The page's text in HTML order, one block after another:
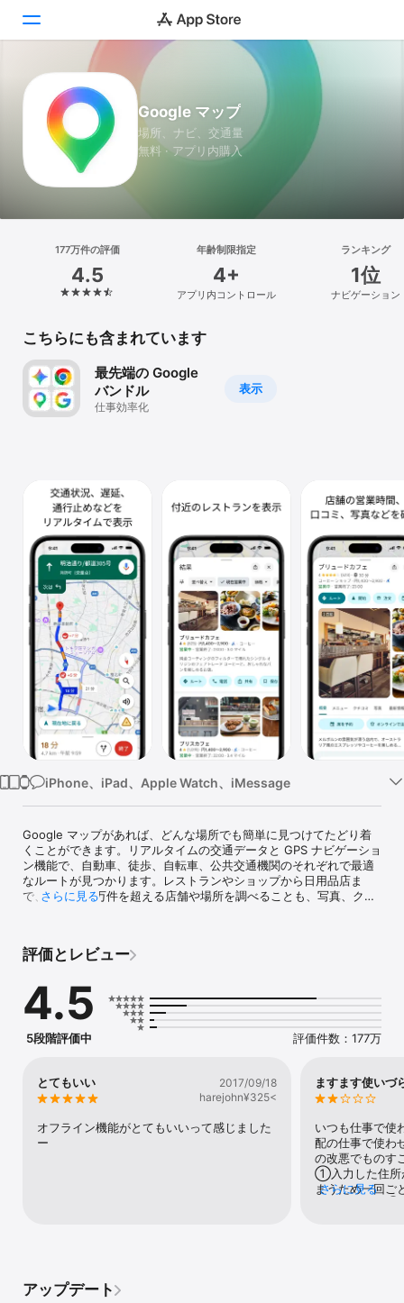
Today
ゲーム
アプリ
検索
プラットフォーム
iPhone
Vision
Watch
Google マップ
場所、ナビ、交通量
無料 · アプリ内購入
177万件の評価
4.5
年齢制限指定
4+
アプリ内コントロール
ランキング
1位
ナビゲーション
こちらにも含まれています
表示
最先端の Google
バンドル
仕事効率化
iPhone、iPad、Apple Watch、iMessage
Google マップがあれば、どんな場所でも簡単に見つけてたどり着
くことができます。リアルタイムの交通データと GPS ナビゲーショ
ン機能で、自動車、徒歩、自転車、公共交通機関のそれぞれで最適
なルートが見つかります。レストランやショップから日用品店ま
で、2 億 5 千万件を超える店舗や場所を調べることも、写真、クチ
• 燃料効率が良いルートのオプションを使用して目的地に到着
上のナビゲーションで最適なルートを見つけられる
• 交通量、事故、通行止めに関するリアルタイムの情報に基づく別
ルート自動検索で、移動時間を短縮
• リアルタイムの更新情報で、バス、鉄道、ライド シェアを簡単に
利用可能
検索可能
• 出かける前に駐車場や入口などの場所をストリートビューで確認
可能
• イマーシブビューを使用して、ランドマーク、公園、経路の概要
• 保存したお気に入りの場所のカスタムリストを作成し、他の人と
• 地域のおすすめスポットやアクティビティを検索し、ユーザーの
クチコミと写真を参考に決定できる
さらに見る
評価とレビュー
4.5
5段階評価中 評価件数：177万
とてもいい
2017/09/18
harejohn¥325<
オフライン機能がとてもいいって感じました
ー
ますます使いづ
いつも仕事で使
配の仕事で使わ
の改悪でものす
①入力した住所
まうため一回ご
さらに見る
アップデート